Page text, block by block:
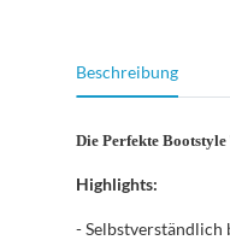
Beschreibung
Die Perfekte
Highlights:
- Selbstverständlich